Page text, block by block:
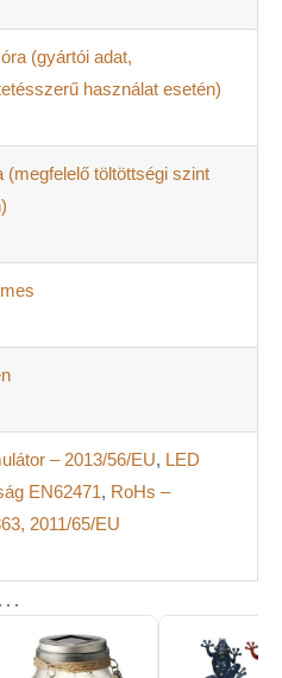
szürkületkor
200 mA (cserélhető)
(gyártói adat,
használat esetén)
(megfelelő töltöttségi szint
– 2013/56/EU, LED
EN62471, RoHs –
2011/65/EU